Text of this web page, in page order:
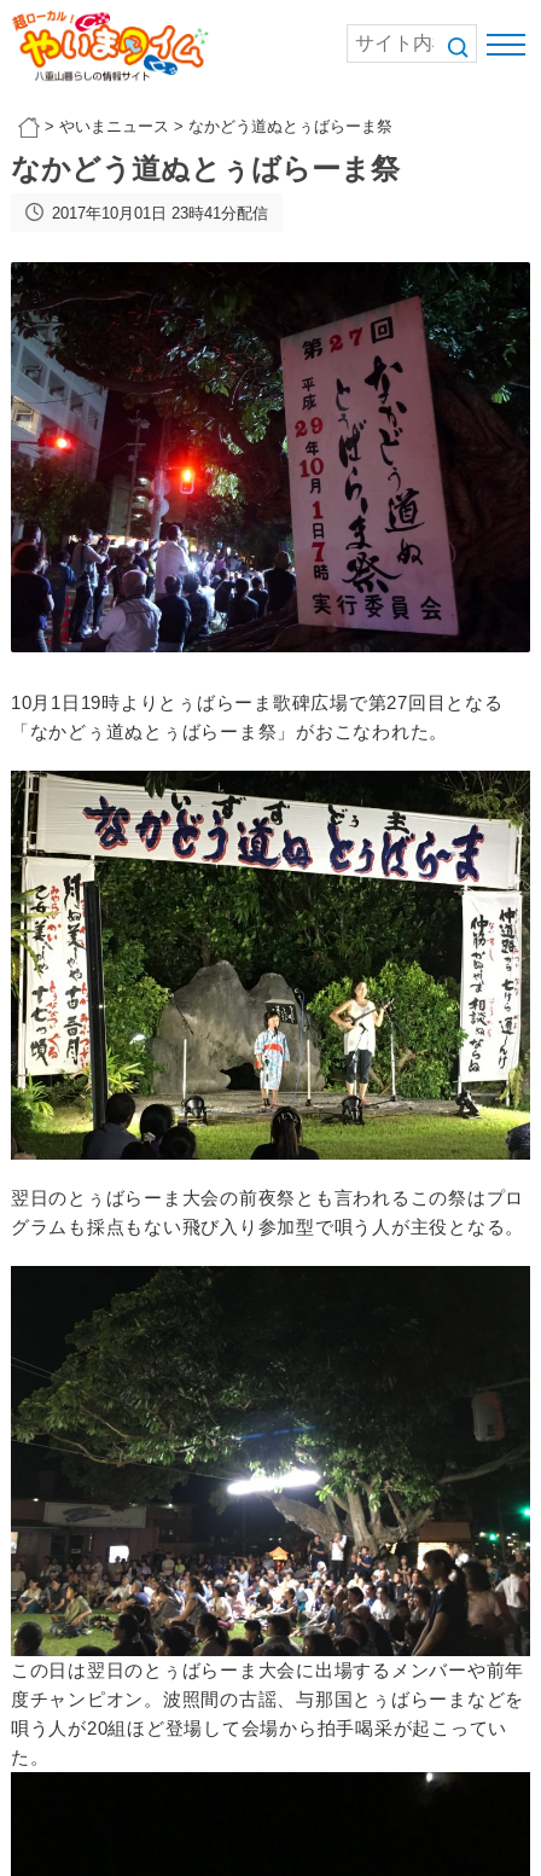
> やいまニュース > なかどう道ぬとぅばらーま祭
なかどう道ぬとぅばらーま祭
2017年10月01日 23時41分配信
10月1日19時よりとぅばらーま歌碑広場で第27回目となる
「なかどぅ道ぬとぅばらーま祭」がおこなわれた。
翌日のとぅばらーま大会の前夜祭とも言われるこの祭はプロ
グラムも採点もない飛び入り参加型で唄う人が主役となる。
この日は翌日のとぅばらーま大会に出場するメンバーや前年
度チャンピオン。波照間の古謡、与那国とぅばらーまなどを
唄う人が20組ほど登場して会場から拍手喝采が起こってい
た。